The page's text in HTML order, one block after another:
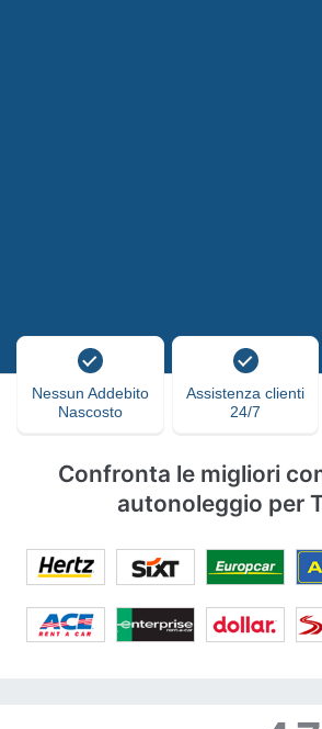
Nessun Addebito
Nascosto
Assistenza clienti
24/7
Confronta le migliori
autonoleggio per